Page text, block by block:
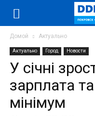
Домой Актуально
Актуально Город Новости
У січні
зарплата
мінімум